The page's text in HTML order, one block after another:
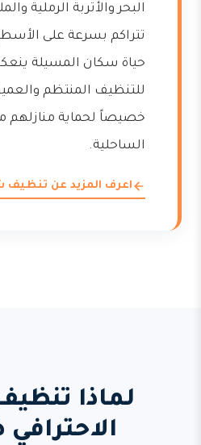
البحر والأتربة الرملية
تتراكم بسرعة على
حياة سكان المسيلة
للتنظيف المنتظم
خصيصاً لحماية منازلهم
الساحلية.
اعرف المزيد عن
لماذا